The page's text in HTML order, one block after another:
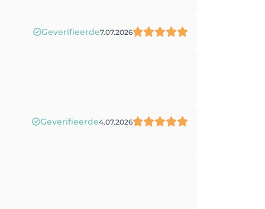
Geverifieerde7.07.2026
Geverifieerde4.07.2026